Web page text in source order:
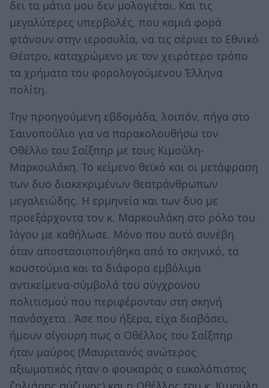
δει τα μάτια μου δεν μολογιέται. Και τις
μεγαλύτερες υπερβολές, που καμιά φορά
φτάνουν στην ιεροσυλία, να τις σέρνει το Εθνικό
Θέατρο, καταχρώμενο με τον χειρότερο τρόπο
τα χρήματα του φορολογούμενου Έλληνα
πολίτη.
Την προηγούμενη εβδομάδα, λοιπόν, πήγα στο
Σαινοπούλιο για να παρακολουθήσω τον
Οθέλλο του Σαίξπηρ με τους Κιμούλη-
Μαρκουλάκη. Το κείμενο θεϊκό και οι μετάφραση
των δυο διακεκριμένων θεατράνθρωπων
μεγαλειώδης. Η ερμηνεία και των δυο με
προεξάρχοντα τον κ. Μαρκουλάκη στο ρόλο του
Ιάγου με καθήλωσε. Μόνο που αυτό συνέβη
όταν αποστασιοποιήθηκα από το σκηνικό, τα
κουστούμια και τα διάφορα εμβόλιμα
αντικείμενα-σύμβολά του σύγχρονου
πολιτισμού που περιφέρονταν στη σκηνή
πανάσχετα . Άσε που ήξερα, είχα διαβάσει,
ήμουν σίγουρη πως ο Οθέλλος του Σαίξπηρ
ήταν μαύρος (Μαυριτανός ανώτερος
αξιωματικός ήταν ο φουκαράς ο ευκολόπιστος